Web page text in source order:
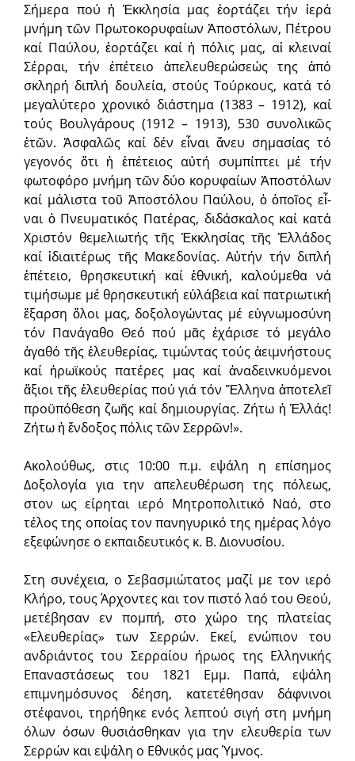
Σήμερα πού ἡ Ἐκκλη­σία μας ἑορτάζει τήν ἱερά
μνήμη τῶν Πρωτο­κο­ρυφαίων Ἀποστόλων, Πέ­τρου
καί Παύλου, ἑορτάζει καί ἡ πόλις μας, αἱ κλειναί
Σέρραι, τήν ἐπέ­τειο ἀπελευθερώσεώς της ἀπό
σκληρή διπλή δου­λεία, στούς Τούρκους, κατά τό
μεγαλύτερο χρονικό διάστημα (1383 – 1912), καί
τούς Βουλγάρους (1912 – 1913), 530 συνολικῶς
ἐτῶν. Ἀσφαλῶς καί δέν εἶναι ἄνευ σημασί­ας τό
γεγονός ὅτι ἡ ἐπέτειος αὐτή συμπίπτει μέ τήν
φωτοφόρο μνήμη τῶν δύο κορυφαίων Ἀποστόλων
καί μάλιστα τοῦ Ἀποστόλου Παύ­λου, ὁ ὁποῖος εἶ­
ναι ὁ Πνευματικός Πατέρας, διδάσκαλος καί κατά
Χριστόν θεμελιωτής τῆς Ἐκκλησίας τῆς Ἑλλάδος
καί ἰδιαιτέρως τῆς Μακεδονί­ας. Αὐτήν τήν διπλή
ἐπέτειο, θρησκευτική καί ἐθνική, καλούμεθα νά
τιμήσωμε μέ θρη­σκευτική εὐλάβεια καί πατριωτική
ἔξαρση ὅλοι μας, δοξολογώντας μέ εὐ­γνωμοσύνη
τόν Πανάγαθο Θεό πού μᾶς ἐχάρισε τό μεγάλο
ἀγαθό τῆς ἐλευθερίας, τιμώντας τούς ἀειμνήστους
καί ἡρωϊκούς πατέρες μας καί ἀναδεινκυόμενοι
ἄξιοι τῆς ἐλευθερίας πού γιά τόν Ἕλληνα ἀποτελεῖ
προϋπόθεση ζωῆς καί δημιουργίας. Ζήτω ἡ Ἑλλάς!
Ζήτω ἡ ἔνδοξος πόλις τῶν Σερρῶν!».
Ακολούθως, στις 10:00 π.μ. εψάλη η επίσημος
Δοξολογία για την απελευθέρωση της πόλεως,
στον ως είρηται ιερό Μητροπολιτικό Ναό, στο
τέλος της οποίας τον πανηγυρικό της ημέρας λόγο
εξεφώνησε ο εκπαιδευτικός κ. Β. Διονυσίου.
Στη συνέχεια, ο Σεβασμιώτατος μαζί με τον ιερό
Κλήρο, τους Άρχοντες και τον πιστό λαό του Θεού,
μετέβησαν εν πομπή, στο χώρο της πλατείας
«Ελευθερίας» των Σερρών. Εκεί, ενώπιον του
ανδριάντος του Σερραίου ήρωος της Ελληνικής
Επαναστάσεως του 1821 Εμμ. Παπά, εψάλη
επιμνημόσυνος δέηση, κατετέθησαν δάφνινοι
στέφανοι, τηρήθηκε ενός λεπτού σιγή στη μνήμη
όλων όσων θυσιάσθηκαν για την ελευθερία των
Σερρών και εψάλη ο Εθνικός μας Ύμνος.